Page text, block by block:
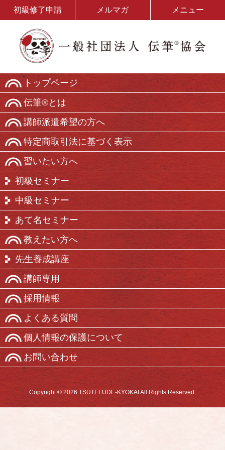
初級修了申請 メルマガ メニュー
トップページ
伝筆®とは
講師派遣希望の方へ
特定商取引法に基づく表示
習いたい方へ
初級セミナー
中級セミナー
あて名セミナー
教えたい方へ
先生養成講座
講師専用
採用情報
よくある質問
個人情報の保護について
お問い合わせ
Copyright © 2026 TSUTEFUDE-KYOKAI All Rights Reserved.